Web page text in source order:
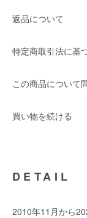
返品について
特定商取引法に基
この商品について
買い物を続ける
DETAIL
2010年11月から